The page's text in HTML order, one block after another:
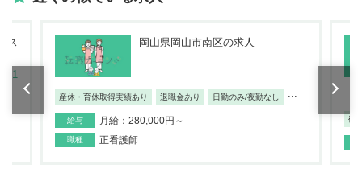
ス
6-1
岡山県岡山市南区の求人
産休・育休取得実績あり 退職金あり 日勤のみ/夜勤なし
給与 月給：280,000円～
職種 正看護師
復